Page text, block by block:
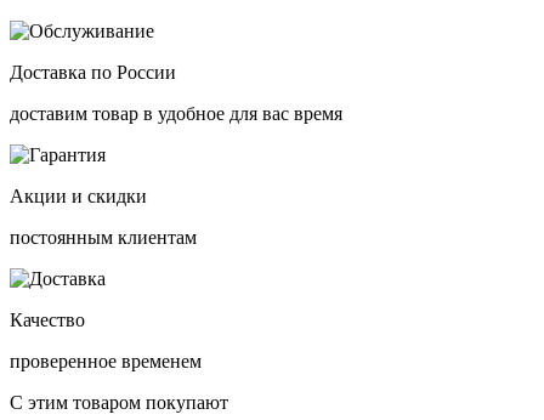
Доставка по России
доставим товар в удобное для вас время
Акции и скидки
постоянным клиентам
Качество
проверенное временем
С этим товаром покупают